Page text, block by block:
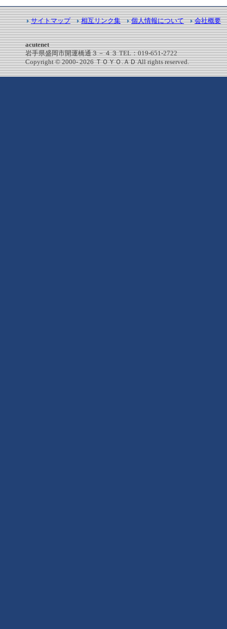
サイトマップ 相互リンク集 個人情報について 会社概要
acutenet
岩手県盛岡市開運橋通３－４３ TEL：019-651-2722
Copyright © 2000-2026 ＴＯＹＯ.ＡＤ All rights reserved.